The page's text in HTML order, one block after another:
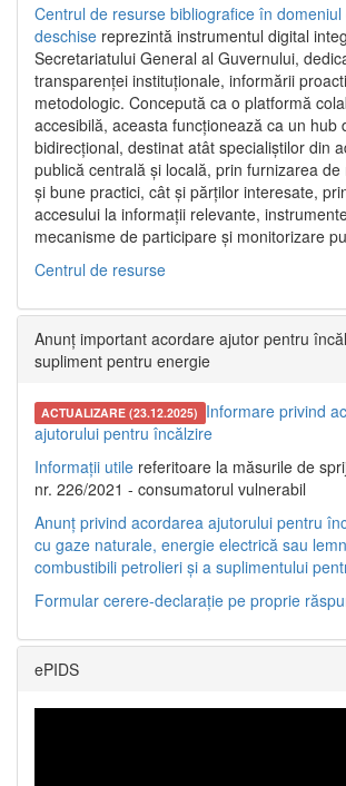
Centrul de resurse bibliografice în
deschise reprezintă instrumentul digital
Secretariatului General al Guvernului,
transparenței instituționale, informării
metodologic. Concepută ca o platformă
accesibilă, aceasta funcționează ca un hub
bidirecțional, destinat atât specialiștilor din
publică centrală și locală, prin furnizarea
și bune practici, cât și părților interesate,
accesului la informații relevante,
mecanisme de participare și monitorizare
Centrul de resurse
Anunț important acordare ajutor pentru
supliment pentru energie
ACTUALIZARE (23.12.2025) Informare privind
ajutorului pentru încălzire
Informații utile referitoare la măsurile de
nr. 226/2021 - consumatorul vulnerabil
Anunț privind acordarea ajutorului pentru
cu gaze naturale, energie electrică sau
combustibili petrolieri și a suplimentului
Formular cerere-declarație pe proprie
ePIDS